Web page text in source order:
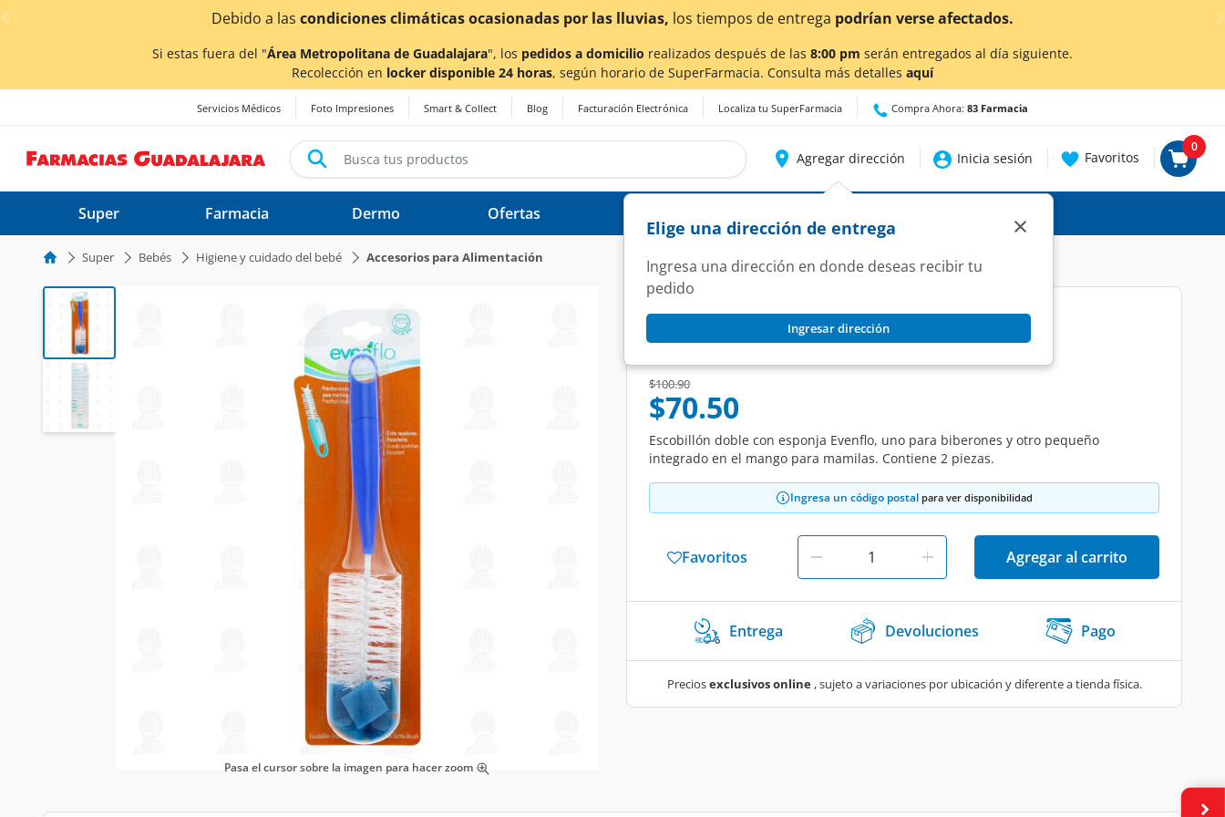
< div class="carousel-inner"> ¡Ahora también en Aguascalientes!Daclic aquípara conocer detalles.
Si estas fuera del "Área Metropolitana de Guadalajara", los pedidos a domicilio realizados después de las 8:00 pm serán entregados al día siguiente.
Recolección en locker disponible 24 horas, según horario de SuperFarmacia. Consulta más detalles aquí
Servicios Médicos Foto Impresiones Smart & Collect Blog Facturación Electrónica Localiza tu SuperFarmacia Compra Ahora: 83 Farmacia
Agregar dirección
Elige una dirección de entrega
Ingresa una dirección en donde deseas recibir tu
pedido
Ingresar dirección
×
Inicia sesión Favoritos
0
Super Farmacia Dermo Ofertas
Super Bebés Higiene y cuidado del bebé Accesorios para Alimentación
Pasa el cursor sobre la imagen para hacer zoom
EVENFLO
Escobillón Doble Evenflo, 1 pz.
Price reduced from
$100.90to
$70.50
Escobillón doble con esponja Evenflo, uno para biberones y otro pequeño
integrado en el mango para mamilas. Contiene 2 piezas.
Ingresa un código postal para ver disponibilidad
Favoritos Agregar al carrito
Entrega Devoluciones Pago
Preciosexclusivos online, sujeto a variaciones por ubicación y diferente a tienda física.